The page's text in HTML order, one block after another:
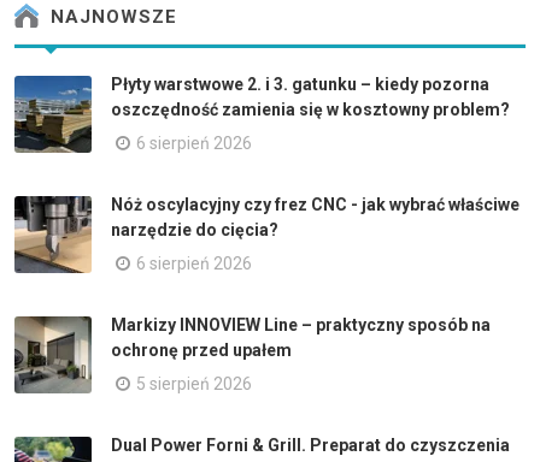
NAJNOWSZE
Płyty warstwowe 2. i 3. gatunku – kiedy pozorna
oszczędność zamienia się w kosztowny problem?
6 sierpień 2026
Nóż oscylacyjny czy frez CNC - jak wybrać właściwe
narzędzie do cięcia?
6 sierpień 2026
Markizy INNOVIEW Line – praktyczny sposób na
ochronę przed upałem
5 sierpień 2026
Dual Power Forni & Grill. Preparat do czyszczenia